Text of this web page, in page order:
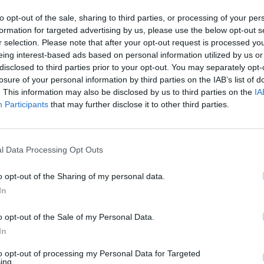
opt-out of the sale, sharing to third parties, or processing of your
for targeted advertising by us, please use the below opt-out
selection. Please note that after your opt-out request is processed
interest-based ads based on personal information utilized by us
to third parties prior to your opt-out. You may separately
of your personal information by third parties on the IAB’s list of
This information may also be disclosed by us to third parties on the
Participants that may further disclose it to other third parties.
Data Processing Opt Outs
opt-out of the Sharing of my personal data.
opt-out of the Sale of my Personal Data.
opt-out of processing my Personal Data for Targeted
da tutte le parti. Un ragionamento che
proprio il presidente dei Ds, quello
offerto una sponda sulla riforma della
Ora sta al vicepremier la prossima
«inventando» qualcosa sul voto al
o sulla legge sui Dico. In modo
quell'asse che si era creato nel momento
crisi del governo Prodi. Il tavolo su cui
idee ben precise: portare in Italia il
al 5 per cento ma senza premio di
Un sistema che a Casini è
ai partiti di andare al voto ognuno per
senza vincolo di coalizione e perché
ad allearsi con l'Udc per non essere
Rudy Giuliani a Come States?
Trump, Meloni e la strategia
americana